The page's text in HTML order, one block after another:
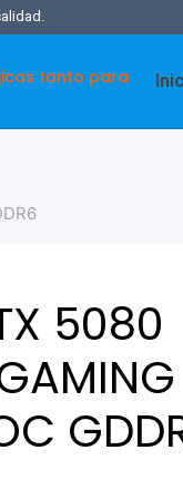
tanto para
5080